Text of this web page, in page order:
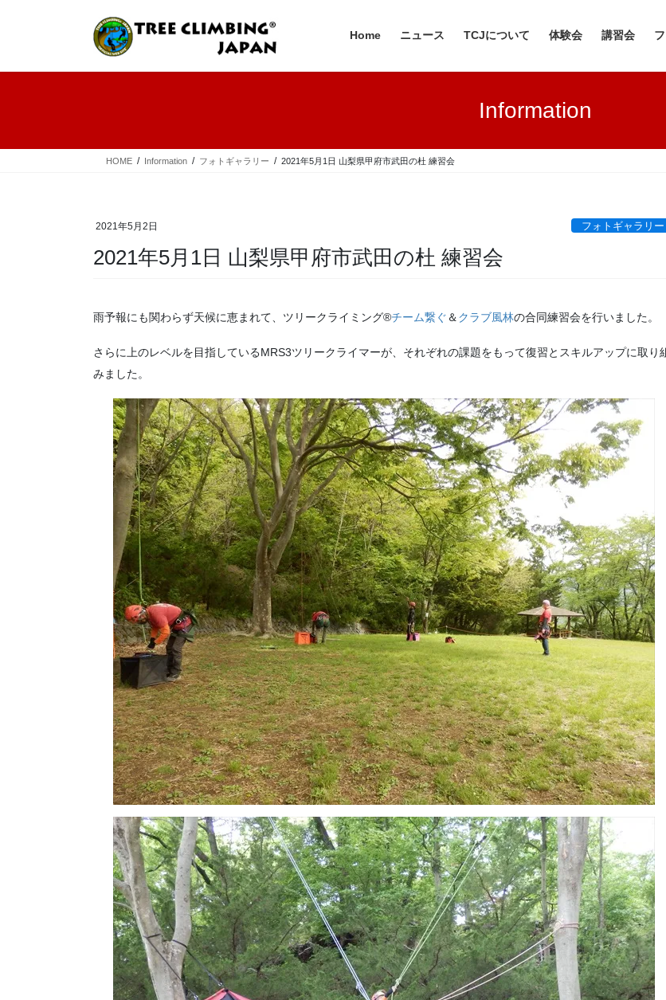
ツ
シ
Home ニュース TCJについて 体験会 講習会
Information
HOME Information フォトギャラリー 2021年5月1日 山梨県甲府市武田の杜 練習会
2021年5月2日 フォトギャラリー
2021年5月1日 山梨県甲府市武田の杜 練習会
雨予報にも関わらず天候に恵まれて、ツリークライミング®チーム繋ぐ ＆ クラブ風林の合同練習会を行いました。
さらに上のレベルを目指しているMRS3ツリークライマーが、それぞれの課題をもって復習とスキルアップに取り
みました。